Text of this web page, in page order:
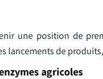
une position de
lancements de
agricoles